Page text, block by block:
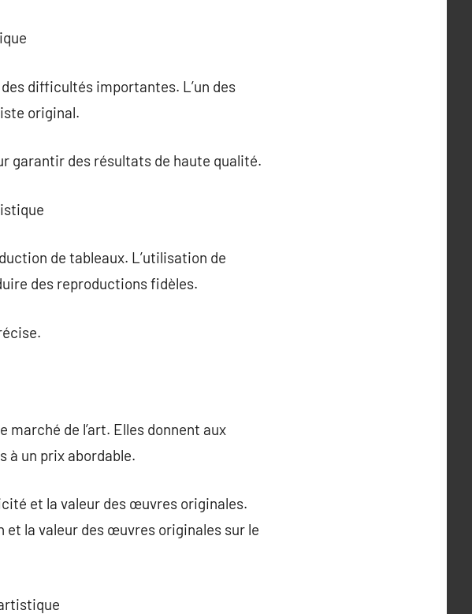
difficultés importantes. L’un des
original.
garantir des résultats de haute qualité.
de tableaux. L’utilisation de
des reproductions fidèles.
marché de l’art. Elles donnent aux
à un prix abordable.
et la valeur des œuvres originales.
la valeur des œuvres originales sur le